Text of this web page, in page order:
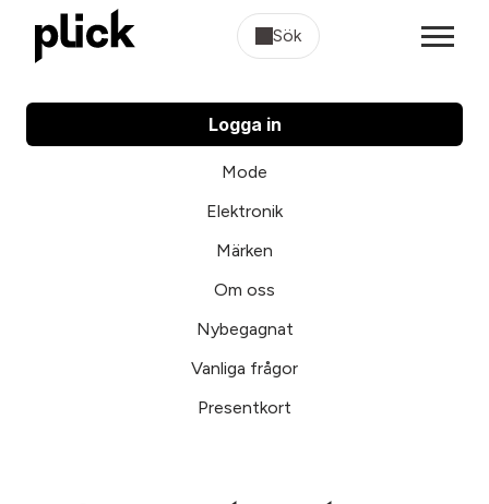
Sök
Logga in
Mode
Elektronik
Märken
Om oss
Nybegagnat
Vanliga frågor
Presentkort